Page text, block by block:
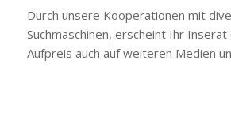
Durch unsere Kooperationen mit
Suchmaschinen, erscheint Ihr Inserat
Aufpreis auch auf weiteren Medien